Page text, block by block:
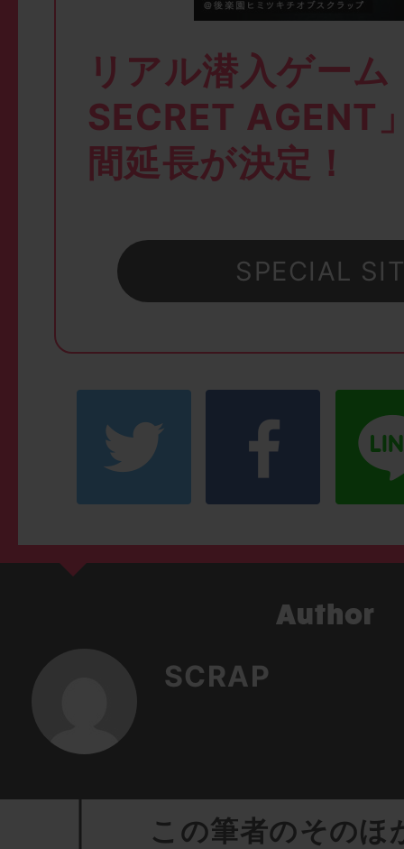
リアル潜入ゲー
SECRET AGENT
間延長が決定！
SPECIAL
SCRAP
この筆者のそのほ